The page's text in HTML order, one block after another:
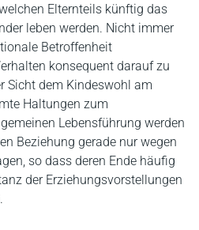
Elternteils künftig das
leben werden. Nicht immer
Betroffenheit
konsequent darauf zu
Sicht dem Kindeswohl am
Haltungen zum
Lebensführung werden
Beziehung gerade nur wegen
so dass deren Ende häufig
der Erziehungsvorstellungen